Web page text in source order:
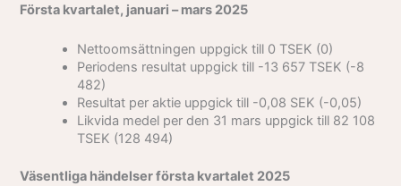
Första kvartalet, januari – mars 2025
Nettoomsättningen uppgick till 0 TSEK (0)
Periodens resultat uppgick till -13 657 TSEK (-8
482)
Resultat per aktie uppgick till -0,08 SEK (-0,05)
Likvida medel per den 31 mars uppgick till 82 108
TSEK (128 494)
Väsentliga händelser första kvartalet 2025